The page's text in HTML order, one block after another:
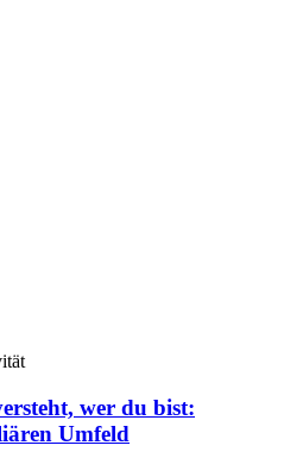
wer du bist:
Umfeld